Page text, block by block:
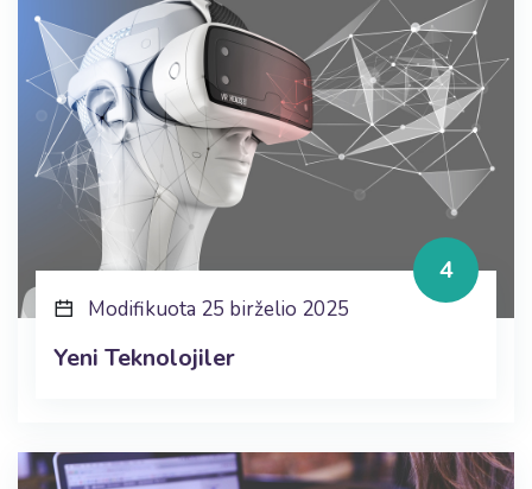
Modifikuota 25 birželio 2025
Yeni Teknolojiler
4